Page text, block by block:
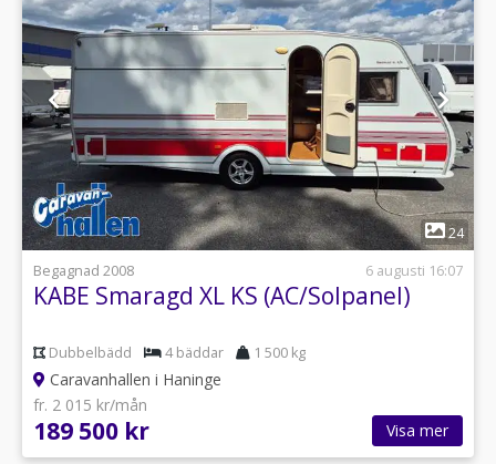
1
24
Begagnad 2008
6 augusti 16:07
KABE Smaragd XL KS (AC/Solpanel)
Dubbelbädd 4 bäddar 1 500 kg
Caravanhallen i Haninge
fr. 2 015 kr/mån
189 500 kr Visa mer